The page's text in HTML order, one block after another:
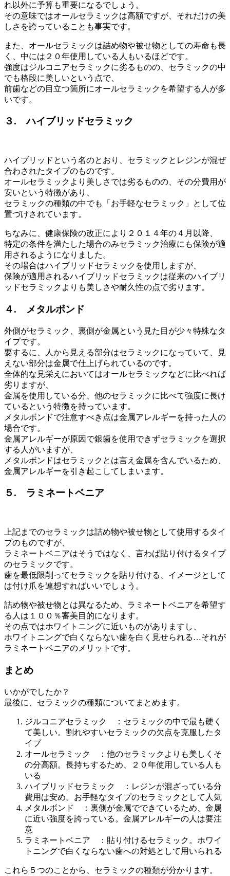
れ以外に予算も重要になるでしょう。
その意味ではオールセラミックは高額ですが、それだけの美
しさを誇っていることも事実です。
また、オールセラミックは詰め物や被せ物としての寿命も長
く、中には２０年使用している人もいるほどです。
強度はジルコニアセラミックに劣るものの、セラミックの中
でも格段に美しいという点で、
前歯などの目立つ箇所にオールセラミックを希望する人が多
いです。
３. ハイブリッドセラミック
ハイブリッドという名のとおり、セラミックとレジンが混ぜ
合わされたタイプのものです。
オールセラミックより美しさでは劣るものの、その分費用が
安いという特徴があり、
セラミックの種類の中でも「お手軽なセラミック」として位
置づけされています。
ちなみに、健康保険の改正により２０１４年の４月以降、
特定の条件を満たした場合のみセラミック治療にも保険が適
用されるようになりました。
その場合はハイブリッドセラミックを使用しますが、
保険が適用されるハイブリッドセラミックは従来のハイブリ
ッドセラミックよりも美しさや耐久性の点で劣ります。
４. メタルボンド
外側がセラミック、裏側が金属という見た目が少々特殊なタ
イプです。
要するに、人から見える部分はセラミックになっていて、見
えない部分は金属で仕上げられているのです。
全体的な見栄えにおいてはオールセラミックなどに比べれば
劣りますが、
金属を使用している分、他のセラミックに比べて強度に長け
ているという特徴を持っています。
メタルボンドで注意すべき点は金属アレルギーを持った人の
場合です。
金属アレルギーが原因で銀歯を使用できずセラミックを選択
する人がいますが、
メタルボンドはセラミックとは言え金属を含んでいるため、
金属アレルギーを引き起こしてしまいます。
５. ラミネートベニア
上記までのセラミックは詰め物や被せ物として使用するタイ
プのものですが、
ラミネートベニアはそうではなく、言わば貼り付けるタイプ
のセラミックです。
歯を最低限削ってセラミックを貼り付ける、イメージとして
は付け爪を連想すればいいでしょう。
詰め物や被せ物とは異なるため、ラミネートベニアを希望す
る人は１００％審美目的になります。
その点ではホワイトニングに近いものがありますし、
ホワイトニングで白くならない歯を白く見せられる…それが
ラミネートベニアのメリットです。
まとめ
いかがでしたか？
最後に、セラミックの種類についてまとめます。
ジルコニアセラミック ：セラミックの中で最も硬く
て美しい。割れやすいセラミックの欠点を克服したタ
イプ
オールセラミック ：他のセラミックよりも美しくそ
の分高額。長持ちするため、２０年使用している人も
いる
ハイブリッドセラミック ：レジンが混ざっている分
費用は安め。お手軽なタイプのセラミックとして人気
メタルボンド ：裏側が金属でできているため、金属
に近い強度を誇っている。金属アレルギーの人は要注
意
ラミネートベニア ：貼り付けるセラミック。ホワイ
トニングで白くならない歯への対処として用いられる
これら５つのことから、セラミックの種類が分かります。